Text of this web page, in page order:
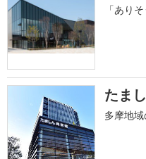
「あり
たま
多摩地